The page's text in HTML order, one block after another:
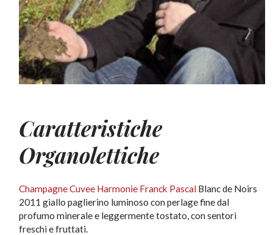
Caratteristiche
Organolettiche
Champagne Cuvee Harmonie Franck Pascal Blanc de Noirs
2011 giallo paglierino luminoso con perlage fine dal
profumo minerale e leggermente tostato, con sentori
freschi e fruttati.